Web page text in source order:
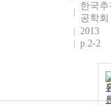
한국추
공학회
2013
p.2-2